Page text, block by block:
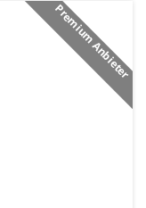
Premium Anbieter